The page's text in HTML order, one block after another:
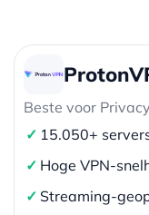
Beste voor
✓ 15.050+
✓ Hoge VPN-
✓ Streaming-